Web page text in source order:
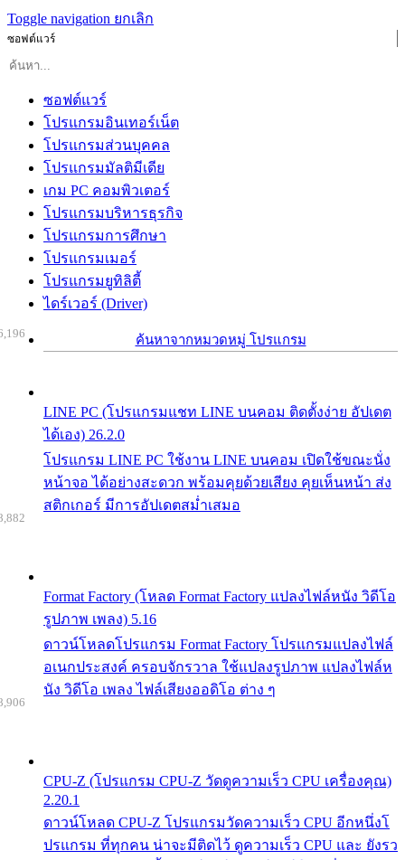
Toggle navigation ยกเลิก
ซอฟต์แวร์
ซอฟต์แวร์
โปรแกรมอินเทอร์เน็ต
โปรแกรมส่วนบุคคล
โปรแกรมมัลติมีเดีย
เกม PC คอมพิวเตอร์
โปรแกรมบริหารธุรกิจ
โปรแกรมการศึกษา
โปรแกรมเมอร์
โปรแกรมยูทิลิตี้
ไดร์เวอร์ (Driver)
ค้นหาจากหมวดหมู่ โปรแกรม
LINE PC (โปรแกรมแชท LINE บนคอม ติดตั้งง่าย อัปเดต
ได้เอง) 26.2.0
โปรแกรม LINE PC ใช้งาน LINE บนคอม เปิดใช้ขณะนั่ง
หน้าจอ ได้อย่างสะดวก พร้อมคุยด้วยเสียง คุยเห็นหน้า ส่ง
สติกเกอร์ มีการอัปเดตสม่ำเสมอ
Format Factory (โหลด Format Factory แปลงไฟล์หนัง วิดีโอ
รูปภาพ เพลง) 5.16
ดาวน์โหลดโปรแกรม Format Factory โปรแกรมแปลงไฟล์
อเนกประสงค์ ครอบจักรวาล ใช้แปลงรูปภาพ แปลงไฟล์ห
นัง วิดีโอ เพลง ไฟล์เสียงออดิโอ ต่าง ๆ
CPU-Z (โปรแกรม CPU-Z วัดดูความเร็ว CPU เครื่องคุณ)
2.20.1
ดาวน์โหลด CPU-Z โปรแกรมวัดความเร็ว CPU อีกหนึ่งโ
ปรแกรม ที่ทุกคน น่าจะมีติดไว้ ดูความเร็ว CPU และ ยังรว